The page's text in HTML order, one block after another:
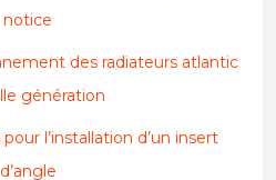
notice
des radiateurs atlantic
génération
l’installation d’un insert
d’angle